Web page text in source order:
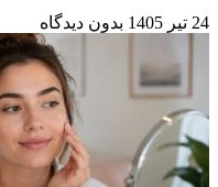
24 تیر 1405 بدون دیدگاه